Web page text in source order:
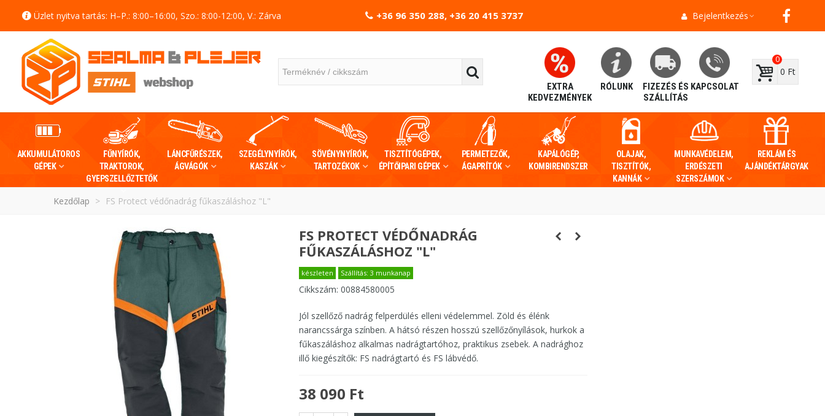
Üzlet nyitva tartás: H–P.: 8:00–16:00, Szo.: 8:00-12:00, V.: Zárva +36 96 350 288, +36 20 415 3737 Bejelentkezés
EXTRA
KEDVEZMÉNYEK
RÓLUNK
FIZEZÉS ÉS
SZÁLLÍTÁS
KAPCSOLAT
0
0 Ft
AKKUMULÁTOROS
GÉPEK
FŰNYÍRÓK,
TRAKTOROK,
GYEPSZELLŐZTETŐK
LÁNCFŰRÉSZEK,
ÁGVÁGÓK
SZEGÉLYNYÍRÓK,
KASZÁK
SÖVÉNYNYÍRÓK,
TARTOZÉKOK
TISZTÍTÓGÉPEK,
ÉPÍTŐIPARI GÉPEK
PERMETEZŐK,
ÁGAPRÍTÓK
KAPÁLÓGÉP,
KOMBIRENDSZER
OLAJAK,
TISZTÍTÓK,
KANNÁK
MUNKAVÉDELEM,
ERDÉSZETI
SZERSZÁMOK
REKLÁM ÉS
AJÁNDÉKTÁRGYAK
Kezdőlap > FS Protect védőnadrág fűkaszáláshoz "L"
FS PROTECT VÉDŐNADRÁG
FŰKASZÁLÁSHOZ "L"
készleten Szállítás: 3 munkanap
Cikkszám: 00884580005
Jól szellőző nadrág felperdülés elleni védelemmel. Zöld és élénk
narancssárga színben. A hátsó részen hosszú szellőzőnyílások, hurkok a
fűkaszáláshoz alkalmas nadrágtartóhoz, praktikus zsebek. A nadrághoz
illő kiegészítők: FS nadrágtartó és FS lábvédő.
38 090 Ft